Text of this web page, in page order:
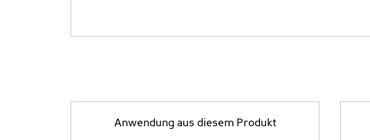
Anwendung aus diesem Produkt